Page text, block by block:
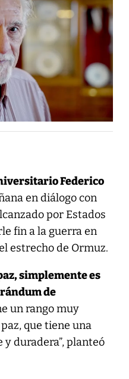
Federico
en diálogo con
por Estados
fin a la guerra en
estrecho de Ormuz.
simplemente es
de
un rango muy
que tiene una
duradera”, planteó